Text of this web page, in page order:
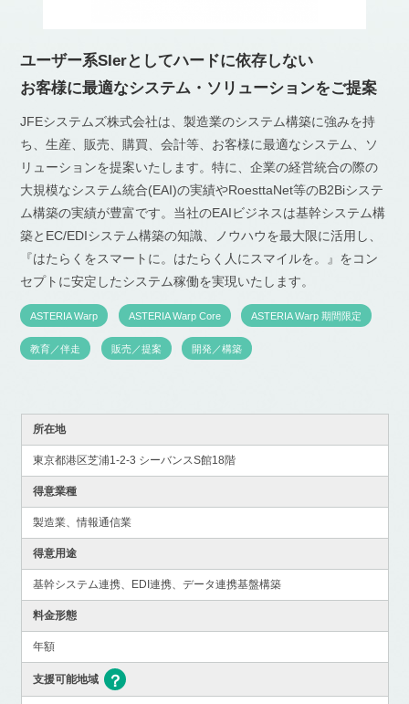
ユーザー系SIerとしてハードに依存しない
お客様に最適なシステム・ソリューションをご提案
JFEシステムズ株式会社は、製造業のシステム構築に強みを持
ち、生産、販売、購買、会計等、お客様に最適なシステム、ソ
リューションを提案いたします。特に、企業の経営統合の際の
大規模なシステム統合(EAI)の実績やRoesttaNet等のB2Biシステ
ム構築の実績が豊富です。当社のEAIビジネスは基幹システム構
築とEC/EDIシステム構築の知識、ノウハウを最大限に活用し、
『はたらくをスマートに。はたらく人にスマイルを。』をコン
セプトに安定したシステム稼働を実現いたします。
ASTERIA Warp ASTERIA Warp Core ASTERIA Warp 期間限定
教育／伴走 販売／提案 開発／構築
所在地
東京都港区芝浦1-2-3 シーバンスS館18階
得意業種
製造業、情報通信業
得意用途
基幹システム連携、EDI連携、データ連携基盤構築
料金形態
年額
支援可能地域